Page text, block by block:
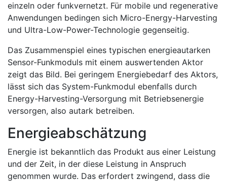
einzeln oder funkvernetzt. Für mobile und regenerative
Anwendungen bedingen sich Micro-Energy-Harvesting
und Ultra-Low-Power-Technologie gegenseitig.
Das Zusammenspiel eines typischen energieautarken
Sensor-Funkmoduls mit einem auswertenden Aktor
zeigt das Bild. Bei geringem Energiebedarf des Aktors,
lässt sich das System-Funkmodul ebenfalls durch
Energy-Harvesting-Versorgung mit Betriebsenergie
versorgen, also autark betreiben.
Energieabschätzung
Energie ist bekanntlich das Produkt aus einer Leistung
und der Zeit, in der diese Leistung in Anspruch
genommen wurde. Das erfordert zwingend, dass die